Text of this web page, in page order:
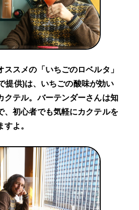
スメの「いちごのロベルタ」
提供)は、いちごの酸味が効い
クテル。バーテンダーさんは知
、初心者でも気軽にカクテルを
よ。